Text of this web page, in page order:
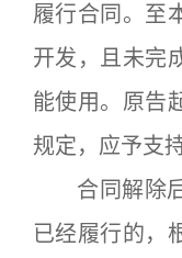
履行合同。至
开发，且未完
能使用。原告
规定，应予支持
合同解除后
已经履行的，